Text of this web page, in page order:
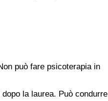
può fare psicoterapia in
la laurea. Può condurre